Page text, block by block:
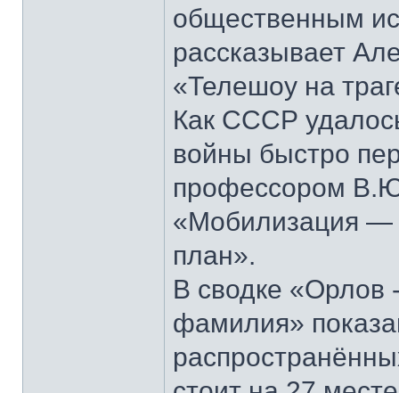
общественным
рассказывает
«Телешоу на
Как СССР
войны быстро
профессором
«Мобилизация —
план».
В сводке «Орлов
фамилия»